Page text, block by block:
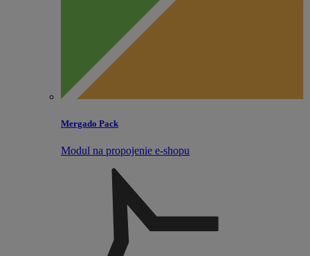
Mergado Pack
Modul na propojenie e‑shopu